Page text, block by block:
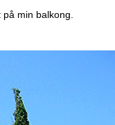
min balkong.